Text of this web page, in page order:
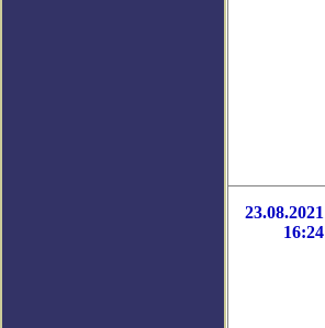
23.08.2021
16:24